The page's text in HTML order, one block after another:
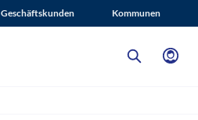
Geschäftskunden Kommunen